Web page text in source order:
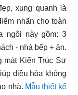
xung quanh là
nhấn cho toàn
ngôi này gồm: 3
- nhà bếp + ăn.
mát Kiến Trúc Sư
điều hòa không
nhà. Mẫu thiết kế